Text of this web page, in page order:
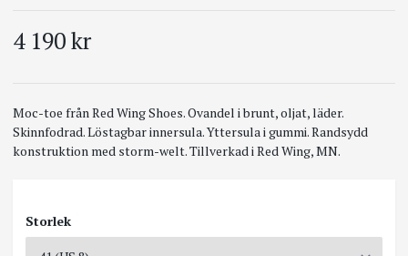
4 190 kr
Moc-toe från Red Wing Shoes. Ovandel i brunt, oljat, läder.
Skinnfodrad. Löstagbar innersula. Yttersula i gummi. Randsydd
konstruktion med storm-welt. Tillverkad i Red Wing, MN.
Storlek